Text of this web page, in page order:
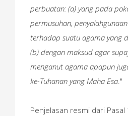
perbuatan: (a) yang pada
permusuhan,
terhadap suatu agama yang
(b) dengan maksud agar
menganut agama apapun
ke-Tuhanan yang Maha Esa."
Penjelasan resmi dari Pasal